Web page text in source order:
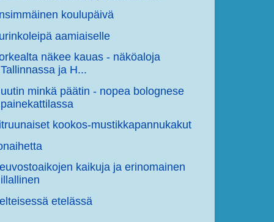
koulupäivä
aamiaiselle
näkee kauas - näköaloja
Tallinnassa ja H...
minkä päätin - nopea bolognese
painekattilassa
kookos-mustikkapannukakut
kaikuja ja erinomainen
illallinen
etelässä